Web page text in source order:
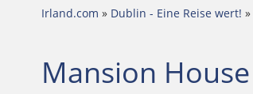
Irland.com » Dublin - Eine Reise wert! »
Mansion House